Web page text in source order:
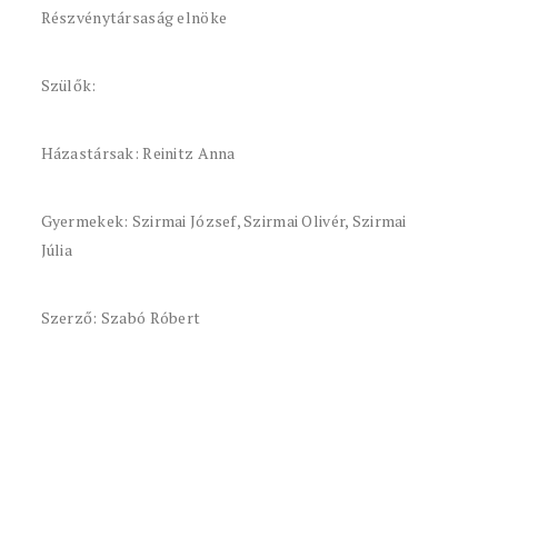
Részvénytársaság elnöke
Szülők:
Házastársak: Reinitz Anna
Gyermekek: Szirmai József, Szirmai Olivér, Szirmai
Júlia
Szerző: Szabó Róbert